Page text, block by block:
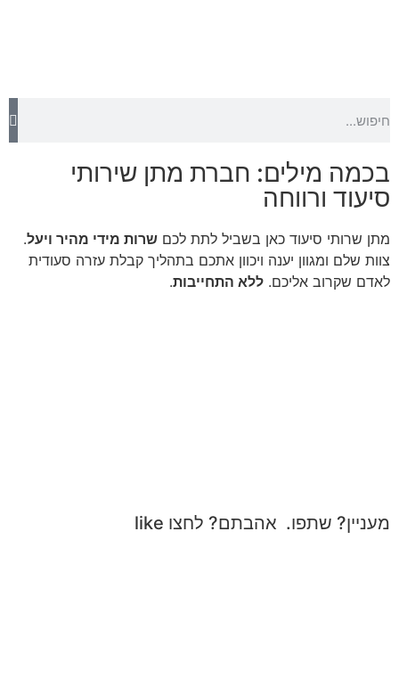
בכמה מילים: חברת מתן שירותי
סיעוד ורווחה
מתן שרותי סיעוד כאן בשביל לתת לכם שרות מידי מהיר ויעל.
צוות שלם ומגוון יענה ויכוון אתכם בתהליך קבלת עזרה סעודית
לאדם שקרוב אליכם. ללא התחייבות.
מעניין? שתפו. אהבתם? לחצו like